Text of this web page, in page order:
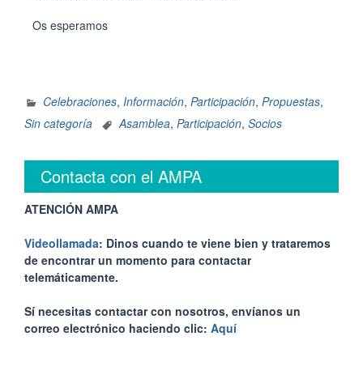
Os esperamos
Celebraciones, Información, Participación, Propuestas,
Sin categoría
Asamblea, Participación, Socios
Contacta con el AMPA
ATENCIÓN AMPA
Videollamada: Dinos cuando te viene bien y trataremos
de encontrar un momento para contactar
telemáticamente.
Sí necesitas contactar con nosotros, envíanos un
correo electrónico haciendo clic: Aquí